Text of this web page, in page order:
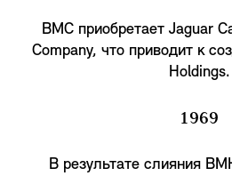
BMC приобретает Jaguar
Company, что приводит к
Holdings.
1969
В результате слияния